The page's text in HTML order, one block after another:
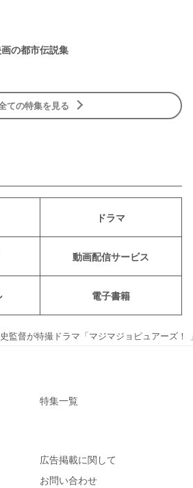
の都市伝説集
ての特集を見る
ドラマ
動画配信サービス
電子書籍
監督が特撮ドラマ「マジマジョピュアーズ！
特集一覧
広告掲載に関して
お問い合わせ